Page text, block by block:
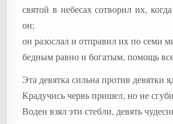
святой в небесах сотворил их,
он;
он разослал и отправил их по семи
бедным равно и богатым, помощь
Эта девятка сильна против девятки
Крадучись червь пришел, но не
Воден взял эти стебли, девять